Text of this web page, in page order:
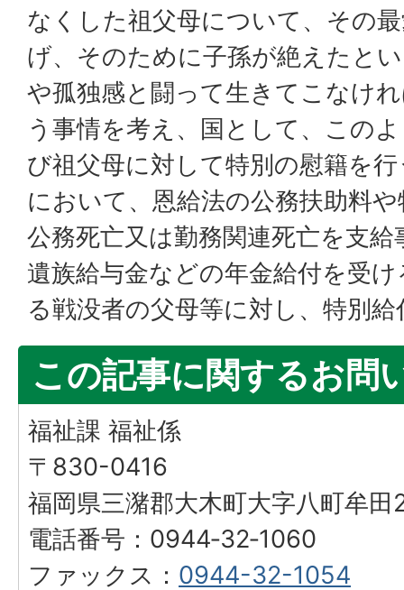
なくした祖父母について、その
げ、そのために子孫が絶えたと
や孤独感と闘って生きてこなけ
う事情を考え、国として、この
び祖父母に対して特別の慰籍を
において、恩給法の公務扶助料
公務死亡又は勤務関連死亡を支
遺族給与金などの年金給付を受
る戦没者の父母等に対し、特別
この記事に関するお問
福祉課 福祉係
〒830-0416
福岡県三潴郡大木町大字八町牟
電話番号：0944‐32‐1060
ファックス： 0944-32-1054